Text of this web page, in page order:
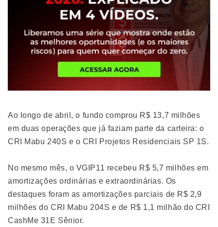
Ao longo de abril, o fundo comprou R$ 13,7 milhões
em duas operações que já faziam parte da carteira: o
CRI Mabu 240S e o CRI Projetos Residenciais SP 1S.
No mesmo mês, o VGIP11 recebeu R$ 5,7 milhões em
amortizações ordinárias e extraordinárias. Os
destaques foram as amortizações parciais de R$ 2,9
milhões do CRI Mabu 204S e de R$ 1,1 milhão do CRI
CashMe 31E Sênior.